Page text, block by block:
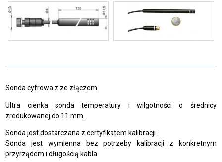
Sonda cyfrowa z ze złączem.
Ultra cienka sonda temperatury i wilgotności o średnicy
zredukowanej do 11 mm.
Sonda jest dostarczana z certyfikatem kalibracji.
Sonda jest wymienna bez potrzeby kalibracji z konkretnym
przyrządem i długością kabla.